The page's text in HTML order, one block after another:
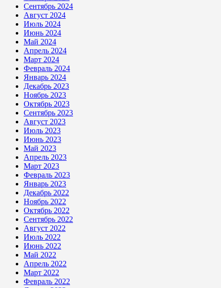
Сентябрь 2024
Август 2024
Июль 2024
Июнь 2024
Май 2024
Апрель 2024
Март 2024
Февраль 2024
Январь 2024
Декабрь 2023
Ноябрь 2023
Октябрь 2023
Сентябрь 2023
Август 2023
Июль 2023
Июнь 2023
Май 2023
Апрель 2023
Март 2023
Февраль 2023
Январь 2023
Декабрь 2022
Ноябрь 2022
Октябрь 2022
Сентябрь 2022
Август 2022
Июль 2022
Июнь 2022
Май 2022
Апрель 2022
Март 2022
Февраль 2022